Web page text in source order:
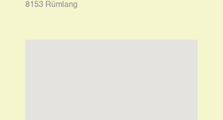
8153 Rümlang